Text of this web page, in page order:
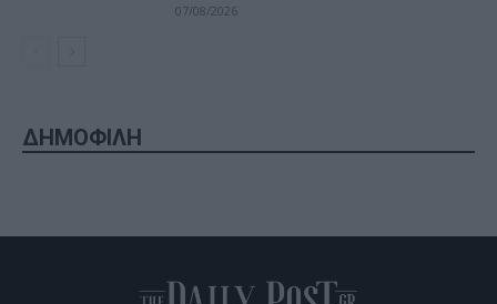
07/08/2026
ΔΗΜΟΦΙΛΗ